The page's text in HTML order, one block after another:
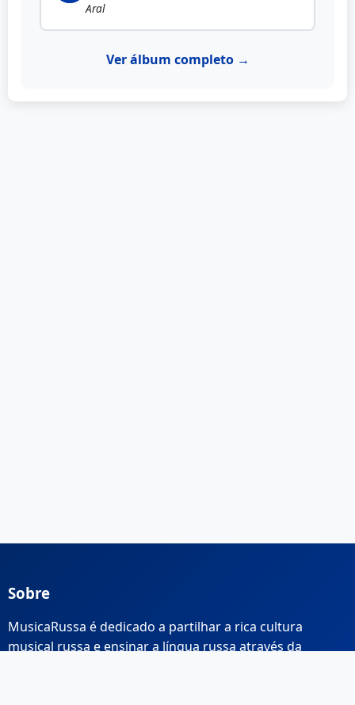
Aral
Ver álbum completo →
Sobre
MusicaRussa é dedicado a partilhar a rica cultura
musical russa e ensinar a língua russa através da